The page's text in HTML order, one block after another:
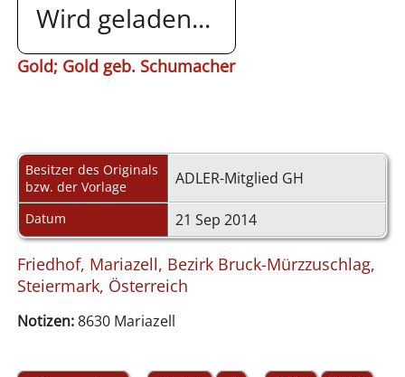
Wird geladen...
Gold; Gold geb. Schumacher
Besitzer des Originals
bzw. der Vorlage
ADLER-Mitglied GH
Datum 21 Sep 2014
Friedhof, Mariazell, Bezirk Bruck-Mürzzuschlag,
Steiermark, Österreich
Notizen:8630 Mariazell